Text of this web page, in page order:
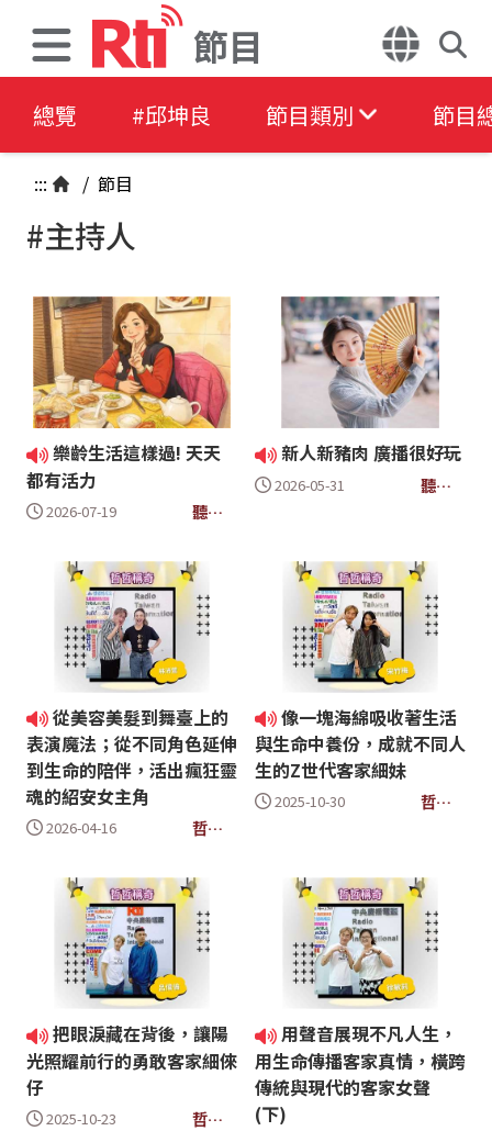
節目
總覽 #邱坤良 節目類別 節目
::: / 節目
#主持人
樂齡生活這樣過! 天天
都有活力
2026-07-19
聽眾
新人新豬肉 廣播很好玩
2026-05-31
聽眾
從美容美髮到舞臺上的
表演魔法；從不同角色延伸
到生命的陪伴，活出瘋狂靈
魂的紹安女主角
2026-04-16
哲哲
像一塊海綿吸收著生活
與生命中養份，成就不同人
生的Z世代客家細妹
2025-10-30
哲哲
把眼淚藏在背後，讓陽
光照耀前行的勇敢客家細倈
仔
2025-10-23
哲哲
用聲音展現不凡人生，
用生命傳播客家真情，橫跨
傳統與現代的客家女聲
(下)